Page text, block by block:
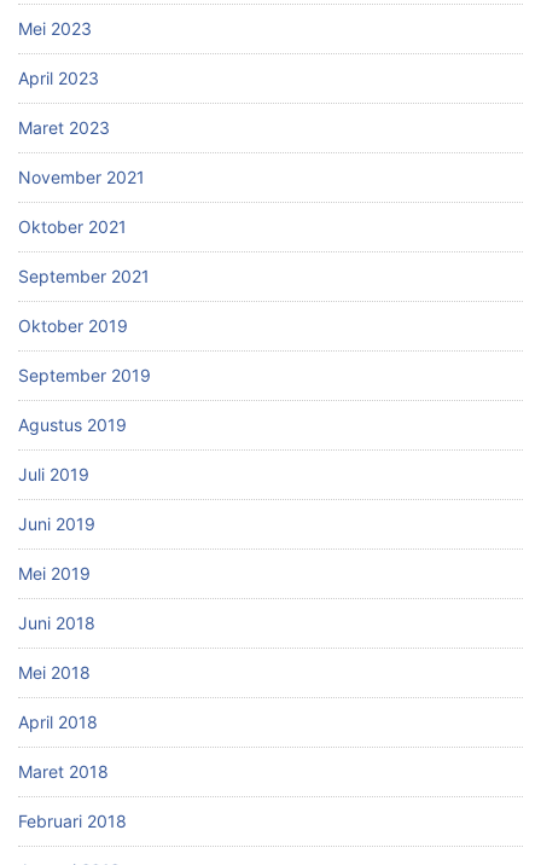
Mei 2023
April 2023
Maret 2023
November 2021
Oktober 2021
September 2021
Oktober 2019
September 2019
Agustus 2019
Juli 2019
Juni 2019
Mei 2019
Juni 2018
Mei 2018
April 2018
Maret 2018
Februari 2018